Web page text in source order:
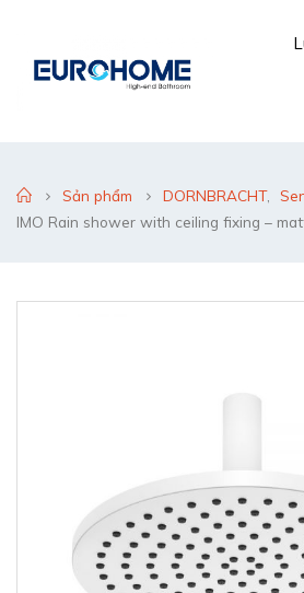
Sản phẩm DORNBRACHT,
IMO Rain shower with ceiling fixing –